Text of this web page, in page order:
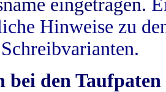
eingetragen.
Hinweise zu
bei den Taufpaten